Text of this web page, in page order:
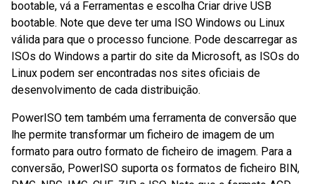
bootable, vá a Ferramentas e escolha Criar drive USB
bootable. Note que deve ter uma ISO Windows ou Linux
válida para que o processo funcione. Pode descarregar as
ISOs do Windows a partir do site da Microsoft, as ISOs do
Linux podem ser encontradas nos sites oficiais de
desenvolvimento de cada distribuição.
PowerISO tem também uma ferramenta de conversão que
lhe permite transformar um ficheiro de imagem de um
formato para outro formato de ficheiro de imagem. Para a
conversão, PowerISO suporta os formatos de ficheiro BIN,